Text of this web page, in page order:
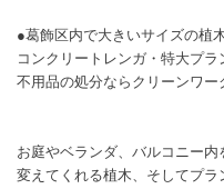
●葛飾区内で大きいサイズの植
コンクリートレンガ・特大プ
不用品の処分ならクリーンワ
お庭やベランダ、バルコニー内
変えてくれる植木、そしてプラ